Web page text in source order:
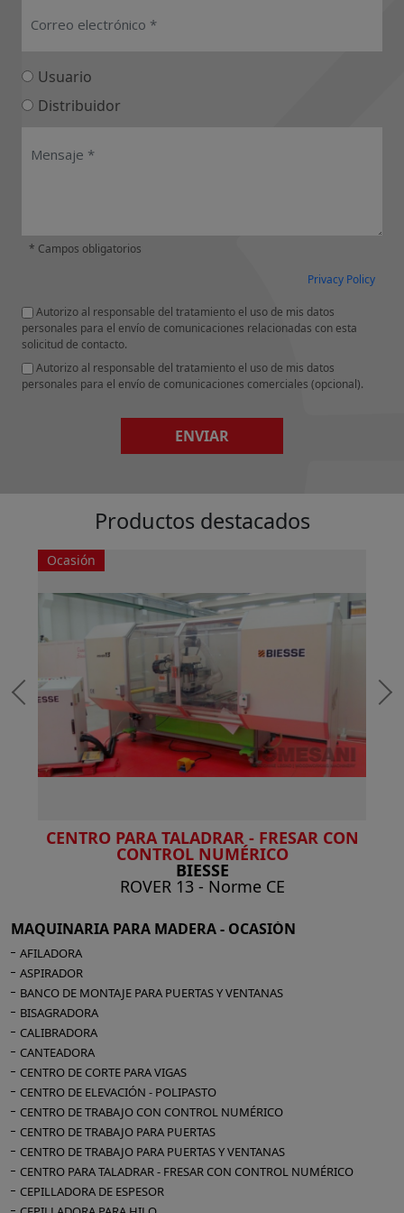
Usuario
Distribuidor
* Campos obligatorios
Privacy Policy
Autorizo al responsable del tratamiento el uso de mis datos
personales para el envío de comunicaciones relacionadas con esta
solicitud de contacto.
Autorizo al responsable del tratamiento el uso de mis datos
personales para el envío de comunicaciones comerciales (opcional).
ENVIAR
Productos destacados
Ocasión
CENTRO PARA TALADRAR - FRESAR CON
CONTROL NUMÉRICO
BIESSE
ROVER 13 - Norme CE
MAQUINARIA PARA MADERA - OCASIÓN
AFILADORA
ASPIRADOR
BANCO DE MONTAJE PARA PUERTAS Y VENTANAS
BISAGRADORA
CALIBRADORA
CANTEADORA
CENTRO DE CORTE PARA VIGAS
CENTRO DE ELEVACIÓN - POLIPASTO
CENTRO DE TRABAJO CON CONTROL NUMÉRICO
CENTRO DE TRABAJO PARA PUERTAS
CENTRO DE TRABAJO PARA PUERTAS Y VENTANAS
CENTRO PARA TALADRAR - FRESAR CON CONTROL NUMÉRICO
CEPILLADORA DE ESPESOR